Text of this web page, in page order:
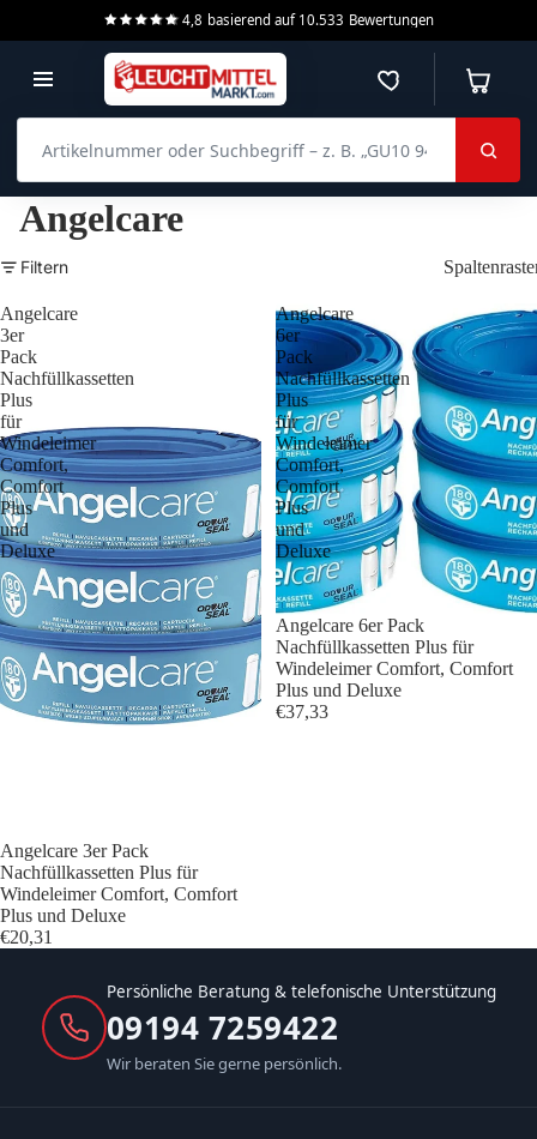
4,8 basierend auf 10.533 Bewertungen
Merkzettel
Angelcare
Filtern
Angelcare
3er
Pack
Nachfüllkassetten
Plus
für
Windeleimer
Comfort,
Comfort
Plus
und
Deluxe
Angelcare 3er Pack
Nachfüllkassetten Plus für
Windeleimer Comfort, Comfort
Plus und Deluxe
€20,31
Angelcare
6er
Pack
Nachfüllkassetten
Plus
für
Windeleimer
Comfort,
Comfort
Plus
und
Deluxe
Angelcare 6er Pack
Nachfüllkassetten Plus für
Windeleimer Comfort, Comfort
Plus und Deluxe
€37,33
Persönliche Beratung & telefonische Unterstützung
09194 7259422
Wir beraten Sie gerne persönlich.